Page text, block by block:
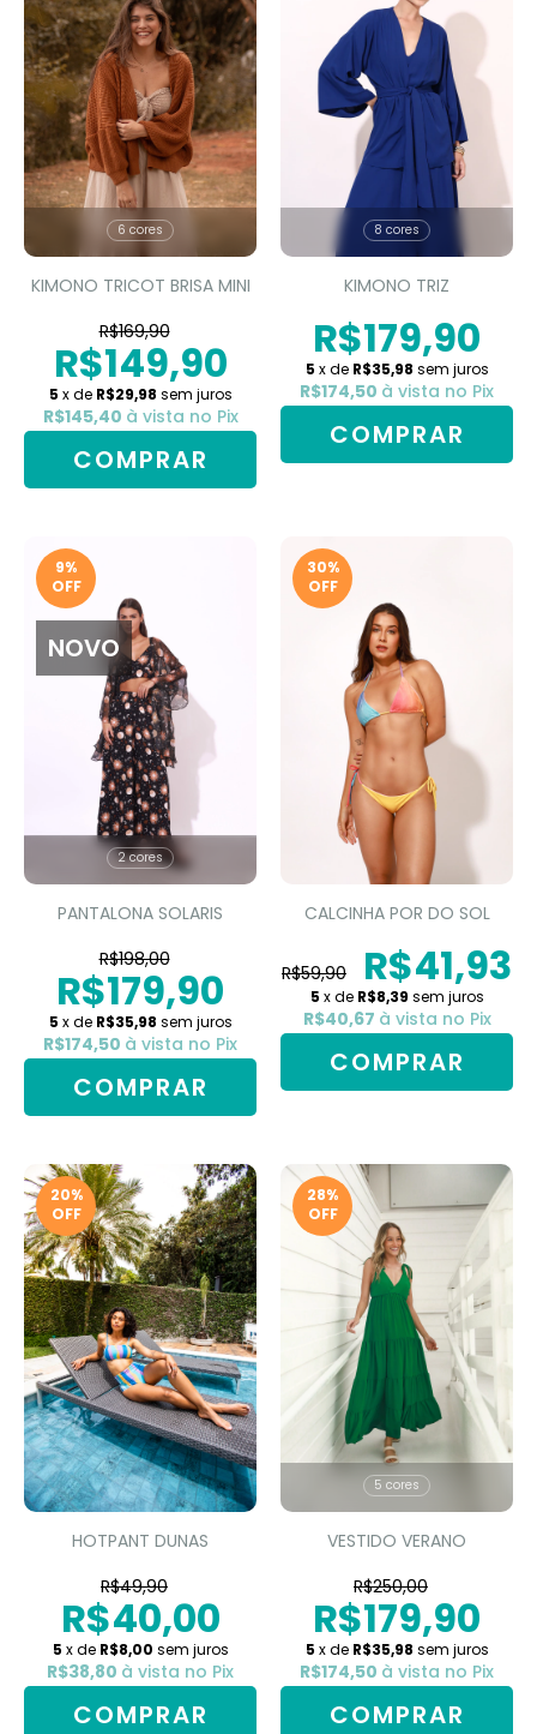
6 cores
KIMONO TRICOT BRISA MINI
R$169,90
R$149,90
5 x de R$29,98 sem juros
R$145,40 à vista no Pix
COMPRAR
8 cores
KIMONO TRIZ
R$179,90
5 x de R$35,98 sem juros
R$174,50 à vista no Pix
COMPRAR
9%
OFF
NOVO
2 cores
PANTALONA SOLARIS
R$198,00
R$179,90
5 x de R$35,98 sem juros
R$174,50 à vista no Pix
COMPRAR
30%
OFF
CALCINHA POR DO SOL
R$59,90 R$41,93
5 x de R$8,39 sem juros
R$40,67 à vista no Pix
COMPRAR
20%
OFF
HOTPANT DUNAS
R$49,90
R$40,00
5 x de R$8,00 sem juros
R$38,80 à vista no Pix
COMPRAR
28%
OFF
5 cores
VESTIDO VERANO
R$250,00
R$179,90
5 x de R$35,98 sem juros
R$174,50 à vista no Pix
COMPRAR